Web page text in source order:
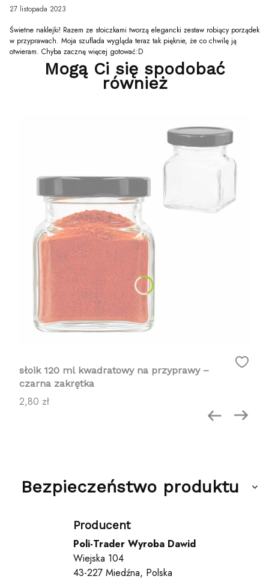
27 listopada 2023
Świetne naklejki! Razem ze słoiczkami tworzą elegancki zestaw robiący porządek
w przyprawach. Moja szuflada wygląda teraz tak pięknie, że co chwilę ją
otwieram. Chyba zacznę więcej gotować:D
Mogą Ci się spodobać
również
słoik 120 ml kwadratowy na przyprawy –
czarna zakrętka
Cena
2,80 zł
Bezpieczeństwo produktu
Producent
Poli-Trader Wyroba Dawid
Wiejska 104
43-227 Miedźna, Polska